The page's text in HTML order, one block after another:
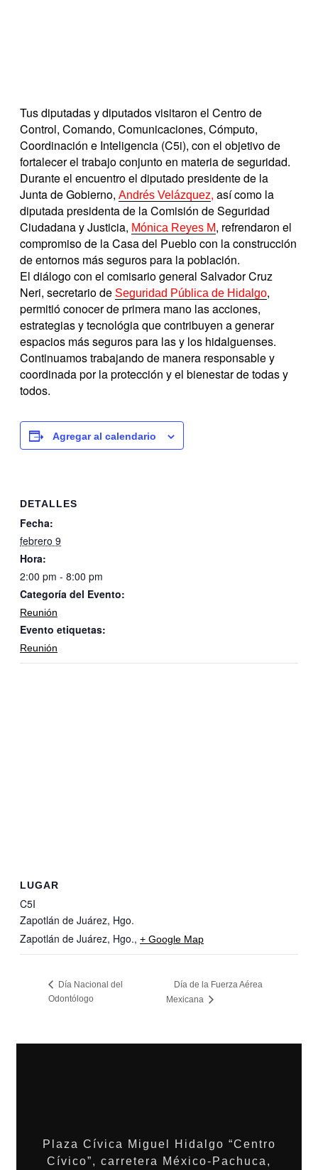
Tus diputadas y diputados visitaron el Centro de
Control, Comando, Comunicaciones, Cómputo,
Coordinación e Inteligencia (C5i), con el objetivo de
fortalecer el trabajo conjunto en materia de seguridad.
Durante el encuentro el diputado presidente de la
Junta de Gobierno, Andrés Velázquez, así como la
diputada presidenta de la Comisión de Seguridad
Ciudadana y Justicia, Mónica Reyes M, refrendaron el
compromiso de la Casa del Pueblo con la construcción
de entornos más seguros para la población.
El diálogo con el comisario general Salvador Cruz
Neri, secretario de Seguridad Pública de Hidalgo,
permitió conocer de primera mano las acciones,
estrategias y tecnológia que contribuyen a generar
espacios más seguros para las y los hidalguenses.
Continuamos trabajando de manera responsable y
coordinada por la protección y el bienestar de todas y
todos.
Agregar al calendario
DETALLES
Fecha:
febrero 9
Hora:
2:00 pm - 8:00 pm
Categoría del Evento:
Reunión
Evento etiquetas:
Reunión
LUGAR
C5I
Zapotlán de Juárez, Hgo.
Zapotlán de Juárez, Hgo., + Google Map
Día Nacional del
Odontólogo
Día de la Fuerza Aérea
Mexicana
Plaza Cívica Miguel Hidalgo “Centro
Cívico”, carretera México-Pachuca,